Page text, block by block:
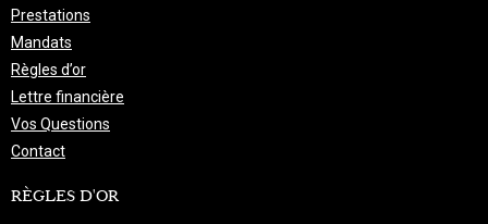
Prestations
Mandats
Règles d’or
Lettre financière
Vos Questions
Contact
RÈGLES D'OR